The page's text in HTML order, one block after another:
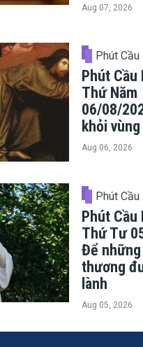
Aug 07, 2026
Phút Cầu
Phút Cầu
Thứ Năm
06/08/
khỏi
Aug 06, 2026
Phút Cầu
Phút Cầu
Thứ Tư
Để
thương
lành
Aug 05, 2026